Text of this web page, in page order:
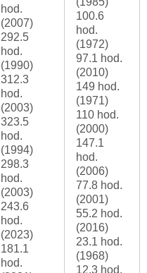
hod.
(2007)
292.5
hod.
(1990)
312.3
hod.
(2003)
323.5
hod.
(1994)
298.3
hod.
(2003)
243.6
hod.
(2023)
181.1
hod.
100.6
hod.
(1972)
97.1 hod.
(2010)
149 hod.
(1971)
110 hod.
(2000)
147.1
hod.
(2006)
77.8 hod.
(2001)
55.2 hod.
(2016)
23.1 hod.
(1968)
12.3 hod.